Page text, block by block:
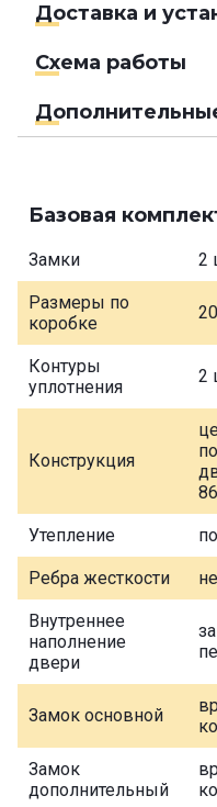
Доставка и
Схема работы
Базовая
Замки 2
Размеры по
коробке
Контуры
уплотнения
2
Конструкция
Утепление
Ребра жесткости
Внутреннее
наполнение
двери
Замок основной
Замок
дополнительный